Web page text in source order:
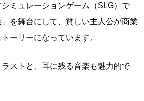
ミュレーションゲーム（SLG）で
を舞台にして、貧しい主人公が商業
ーリーになっています。
ストと、耳に残る音楽も魅力的で